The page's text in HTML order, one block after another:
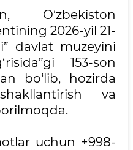
O‘zbekiston
2026-yil 21-
davlat muzeyini
153-son
bo‘lib, hozirda
va
uchun +998-